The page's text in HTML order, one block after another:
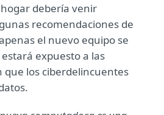
debería venir
recomendaciones de
el nuevo equipo se
expuesto a las
que los ciberdelincuentes